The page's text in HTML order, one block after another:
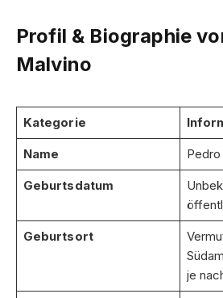
Profil & Biographie
Malvino
Kategorie
Name
Geburtsdatum
Geburtsort
je